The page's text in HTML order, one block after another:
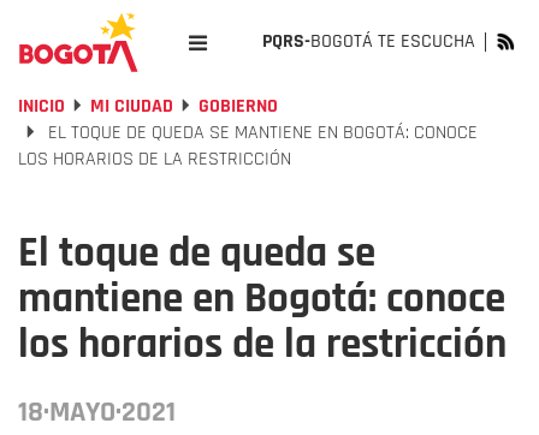
PQRS-BOGOTÁ TE ESCUCHA
INICIO MI CIUDAD
GOBIERNO
EL TOQUE DE QUEDA SE MANTIENE EN BOGOTÁ: CONOCE
LOS HORARIOS DE LA RESTRICCIÓN
El toque de queda se
mantiene en Bogotá: conoce
los horarios de la restricción
18·MAYO·2021